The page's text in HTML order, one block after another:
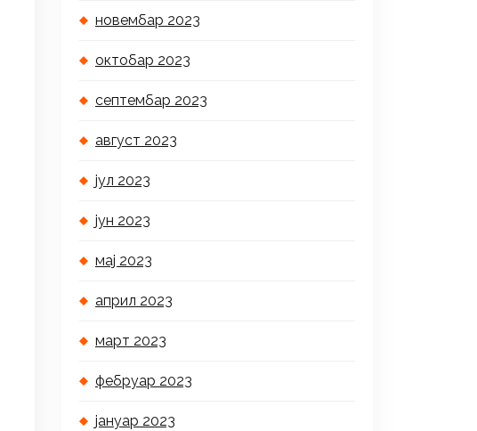
новембар 2023
октобар 2023
септембар 2023
август 2023
јул 2023
јун 2023
мај 2023
април 2023
март 2023
фебруар 2023
јануар 2023